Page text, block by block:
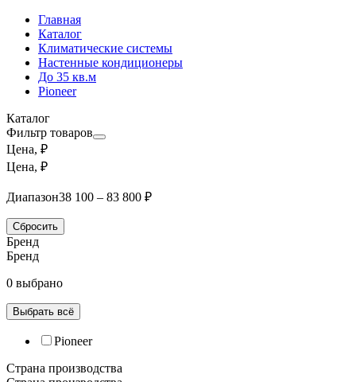
Главная
Каталог
Климатические системы
Настенные кондиционеры
До 35 кв.м
Pioneer
Каталог
Фильтр товаров
Цена, ₽
Цена, ₽
Диапазон38 100 – 83 800 ₽
Сбросить
Бренд
Бренд
0 выбрано
Выбрать всё
Pioneer
Страна производства